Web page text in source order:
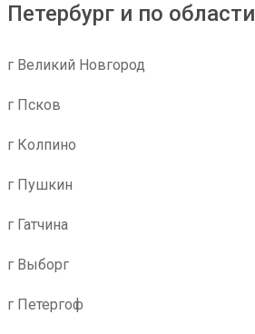
Петербург и по области
г Великий Новгород
г Псков
г Колпино
г Пушкин
г Гатчина
г Выборг
г Петергоф